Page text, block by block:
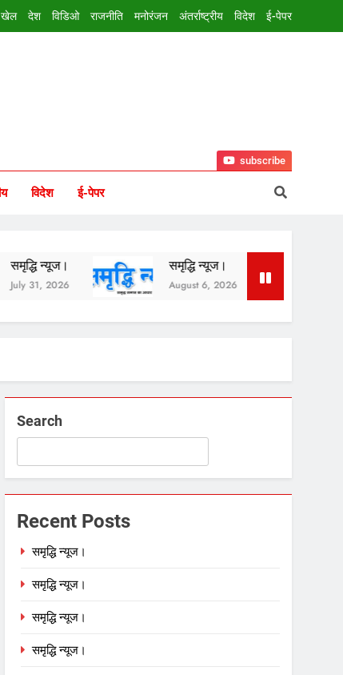
खेल देश विडिओ राजनीति मनोरंजन अंतर्राष्ट्रीय विदेश ई-पेपर
विदेश ई-पेपर
subscribe
2026
समृद्धि न्यूज।
August 6, 2026 August 5, 2026
Search
Recent Posts
समृद्धि न्यूज।
समृद्धि न्यूज।
समृद्धि न्यूज।
समृद्धि न्यूज।